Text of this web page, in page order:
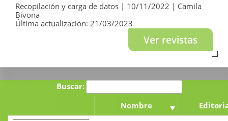
Recopilación y carga de datos | 10/11/2022 | Camila
Bivona
Última actualización: 21/03/2023
Ver revistas
Buscar:
Nombre